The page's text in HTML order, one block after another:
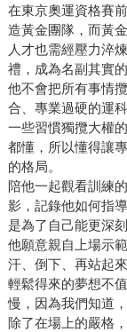
在東京奧運資格賽
造黃金團隊，而黃
人才也需經壓力淬
禮，成為名副其實的
他不會把所有事情
合、專業過硬的運
一些習慣獨攬大權
都懂，所以懂得讓
的格局。
陪他一起觀看訓練
影，記錄他如何指
是為了自己能更深
他願意親自上場示
汗、倒下、再站起
輕鬆得來的夢想不
慢，因為我們知道
除了在場上的嚴格